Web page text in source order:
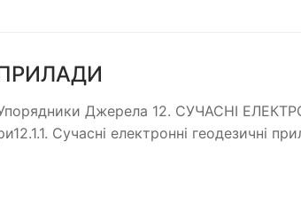
Упорядники Джерела 12. СУЧАСНІ
Сучасні електронні геодезичні